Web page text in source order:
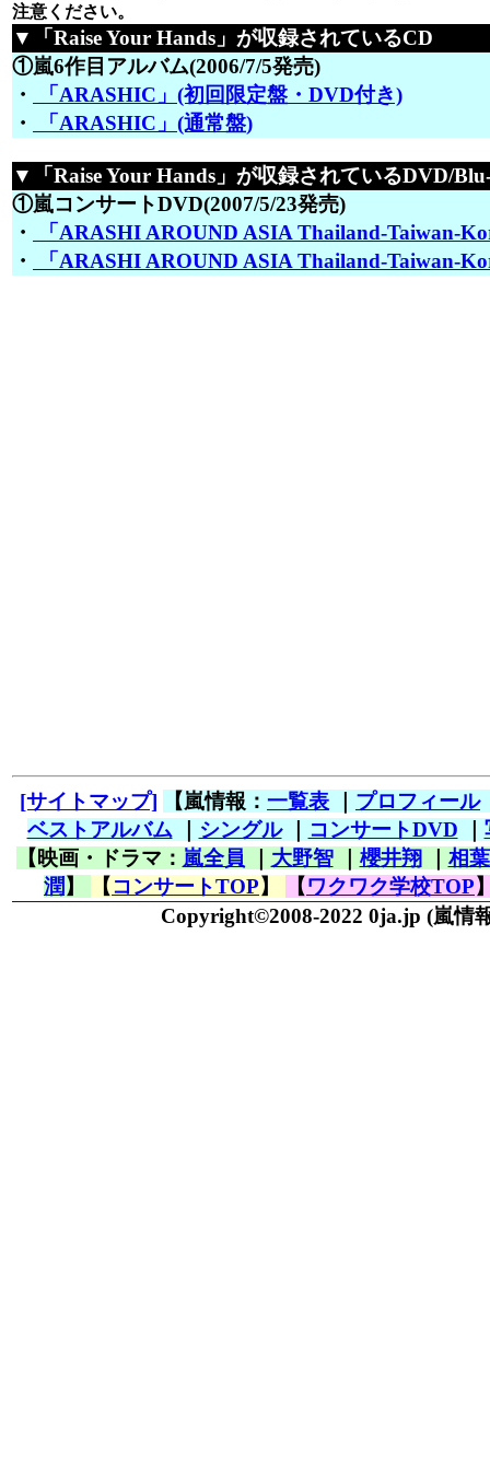
注意ください。
▼「Raise Your Hands」が収録されているCD
①嵐6作目アルバム(2006/7/5発売)
・
「ARASHIC」(初回限定盤・DVD付き)
・
「ARASHIC」(通常盤)
▼「Raise Your Hands」が収録されているDVD/
①嵐コンサートDVD(2007/5/23発売)
・
「ARASHI AROUND ASIA Thailand-Taiwan-
・
「ARASHI AROUND ASIA Thailand-Taiwan-
[サイトマップ] 【嵐情報： 一覧表 プロフィール
ベストアルバム｜ シングル｜ コンサートDVD
【映画・ドラマ： 嵐全員 大野智｜ 櫻井翔
相
潤 】 【コンサートTOP】 【ワクワク学校TOP
Copyright©2008-2022 0ja.jp (嵐情